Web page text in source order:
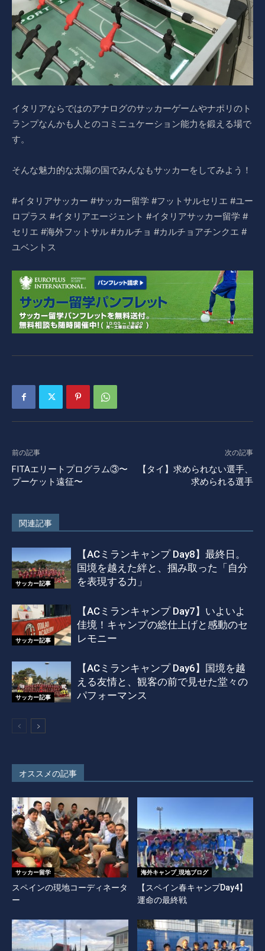
イタリアならではのアナログのサッカーゲームやナポリのト
ランプなんかも人とのコミニュケーション能力を鍛える場で
す。
そんな魅力的な太陽の国でみんなもサッカーをしてみよう！
#イタリアサッカー #サッカー留学 #フットサルセリエ #ユー
ロプラス #イタリアエージェント #イタリアサッカー留学 #
セリエ #海外フットサル #カルチョ #カルチョアチンクエ #
ユベントス
前の記事
FITAエリートプログラム③〜
プーケット遠征〜
次の記事
【タイ】求められない選手、
求められる選手
関連記事
サッカー記事
【ACミランキャンプ Day8】最終日。
国境を越えた絆と、掴み取った「自分
を表現する力」
サッカー記事
【ACミランキャンプ Day7】いよいよ
佳境！キャンプの総仕上げと感動のセ
レモニー
サッカー記事
【ACミランキャンプ Day6】国境を越
える友情と、観客の前で見せた堂々の
パフォーマンス
オススメの記事
サッカー留学
スペインの現地コーディネータ
ー
海外キャンプ_現地ブログ
【スペイン春キャンプDay4】
運命の最終戦